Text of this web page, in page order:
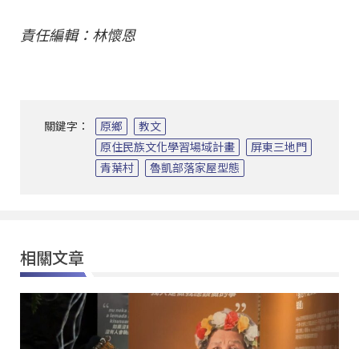
責任編輯：林懷恩
關鍵字： 原鄉
教文
原住民族文化學習場域計畫
屏東三地門
青葉村
魯凱部落家屋型態
相關文章